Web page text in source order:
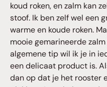
koud roken, en zalm kan
stoof. Ik ben zelf wel een
warme en koude roken.
mooie gemarineerde
algemene tip wil ik je in
een delicaat product is.
dan op dat je het rooster